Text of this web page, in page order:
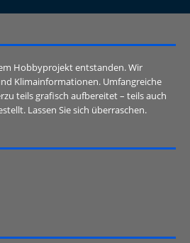
Hobbyprojekt entstanden. Wir
Klimainformationen. Umfangreiche
teils grafisch aufbereitet – teils auch
Lassen Sie sich überraschen.